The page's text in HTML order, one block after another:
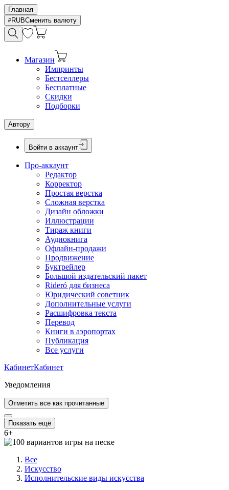
Главная
RUBСменить валюту
Магазин
Импринты
Бестселлеры
Бесплатные
Скидки
Подборки
Автору
Войти в аккаунт
Про-аккаунт
Редактор
Корректор
Простая верстка
Сложная верстка
Дизайн обложки
Иллюстрации
Тираж книги
Аудиокнига
Офлайн-продажи
Продвижение
Буктрейлер
Большой издательский пакет
Rideró для бизнеса
Юридический советник
Дополнительные услуги
Расшифровка текста
Перевод
Книги в аэропортах
Публикация
Все услуги
КабинетКабинет
Уведомления
Отметить все как прочитанные
Показать ещё
6+
Все
Искусство
Исполнительские виды искусства